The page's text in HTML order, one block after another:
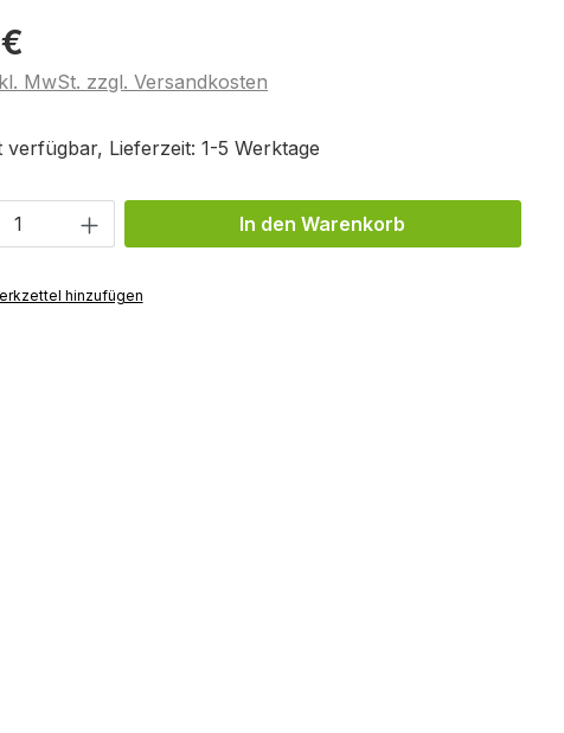
MwSt. zzgl. Versandkosten
verfügbar, Lieferzeit: 1-5 Werktage
Anzahl: Gib den gewünschten Wert
In den Warenkorb
hinzufügen